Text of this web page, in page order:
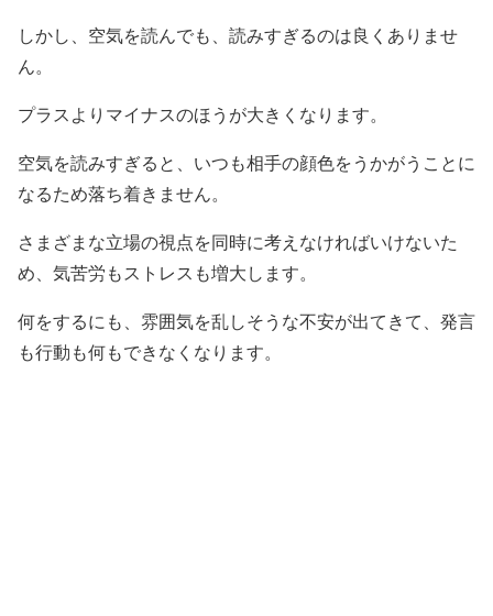
しかし、空気を読んでも、読みすぎるのは良くありませ
ん。
プラスよりマイナスのほうが大きくなります。
空気を読みすぎると、いつも相手の顔色をうかがうことに
なるため落ち着きません。
さまざまな立場の視点を同時に考えなければいけないた
め、気苦労もストレスも増大します。
何をするにも、雰囲気を乱しそうな不安が出てきて、発言
も行動も何もできなくなります。